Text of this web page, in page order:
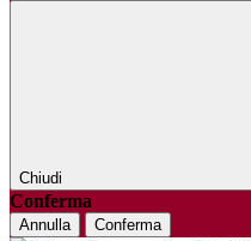
Chiudi
Conferma
Annulla Conferma